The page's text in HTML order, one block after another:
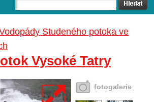
Studeného potoka ve
Vysoké Tatry
fotogalerie